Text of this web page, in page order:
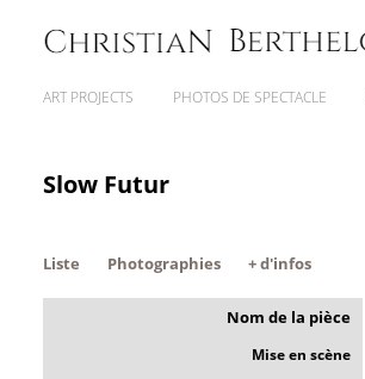
ART PROJECTS PHOTOS DE SPECTACLE
Slow Futur
Liste Photographies + d'infos
Nom de la pièce
Mise en scène